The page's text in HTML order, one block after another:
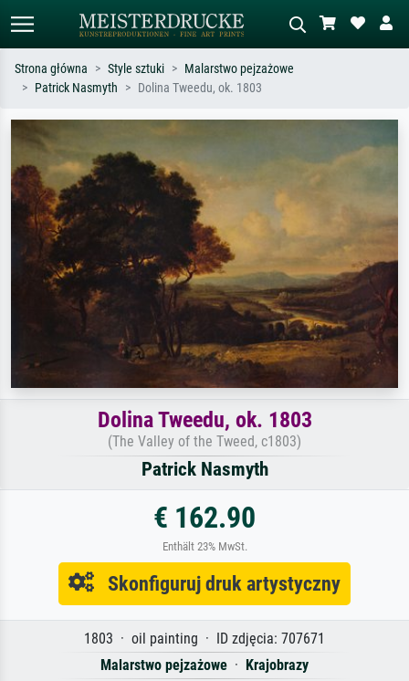
Szukaj wg artysty, tytułu lub stylu – np.
Monet, Gwiaździsta noc,
impresjonizm, fala Hokusaia, akt.
abstrakcja z czerwienią, ciemny olej,
Strona główna Style sztuki
Malarstwo pejzażowe
Patrick Nasmyth
Dolina Tweedu, ok. 1803
Dolina Tweedu, ok. 1803
(The Valley of the Tweed, c1803)
Patrick Nasmyth
€ 162.90
Enthält 23% MwSt.
Skonfiguruj druk artystyczny
1803 · oil painting · ID zdjęcia: 707671
Malarstwo pejzażowe · Krajobrazy